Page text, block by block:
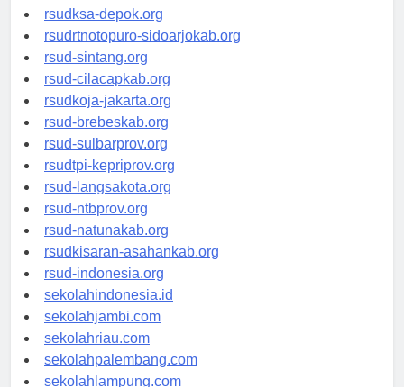
rsuddrloekmonohadi-kuduskab.org
rsudksa-depok.org
rsudrtnotopuro-sidoarjokab.org
rsud-sintang.org
rsud-cilacapkab.org
rsudkoja-jakarta.org
rsud-brebeskab.org
rsud-sulbarprov.org
rsudtpi-kepriprov.org
rsud-langsakota.org
rsud-ntbprov.org
rsud-natunakab.org
rsudkisaran-asahankab.org
rsud-indonesia.org
sekolahindonesia.id
sekolahjambi.com
sekolahriau.com
sekolahpalembang.com